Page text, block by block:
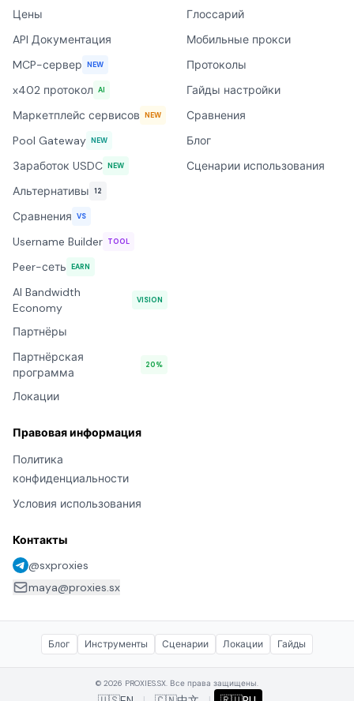
Цены
API Документация
MCP-сервер NEW
x402 протокол AI
Маркетплейс сервисов NEW
Pool Gateway NEW
Заработок USDC NEW
Альтернативы 12
Сравнения VS
Username Builder TOOL
Peer-сеть EARN
AI Bandwidth
Economy
VISION
Партнёры
Партнёрская
программа
20%
Локации
Глоссарий
Мобильные прокси
Протоколы
Гайды настройки
Сравнения
Блог
Сценарии использования
Правовая информация
Политика
конфиденциальности
Условия использования
Контакты
@sxproxies
maya@proxies.sx
Блог Инструменты Сценарии Локации Гайды
© 2026 PROXIES.SX. Все права защищены.